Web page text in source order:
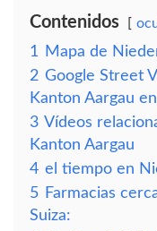
Contenidos
1
Mapa de
2 Google Street
Kanton Aargau
3 Vídeos
Kanton Aargau
4 el tiempo en
5 Farmacias
Suiza: